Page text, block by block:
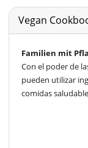
Vegan
Familien mit
Con el poder de
pueden utilizar
comidas